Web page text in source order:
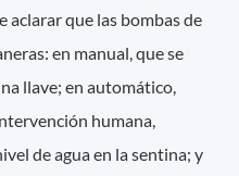
aclarar que las bombas de
en manual, que se
llave; en automático,
humana,
de agua en la sentina; y